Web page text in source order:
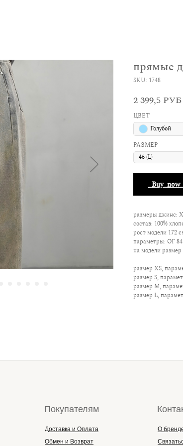
прямые
SKU: 1748
2 399,5 РУБ
ЦВЕТ
Голубой
РАЗМЕР
_Buy_now_
размеры джинс:
состав: 100%
рост модели 172
параметры: ОГ
на модели размер
размер XS,
размер S,
размер M,
размер L,
Доставка и Оплата
Обмен и Возврат
О
Покупателям